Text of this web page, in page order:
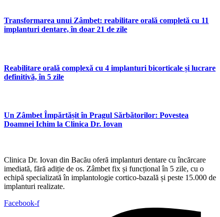
Transformarea unui Zâmbet: reabilitare orală completă cu 11
implanturi dentare, în doar 21 de zile
Reabilitare orală complexă cu 4 implanturi bicorticale și lucrare
definitivă, în 5 zile
Un Zâmbet Împărtășit în Pragul Sărbătorilor: Povestea
Doamnei Ichim la Clinica Dr. Iovan
Clinica Dr. Iovan din Bacău oferă implanturi dentare cu încărcare
imediată, fără adiție de os. Zâmbet fix și funcțional în 5 zile, cu o
echipă specializată în implantologie cortico-bazală și peste 15.000 de
implanturi realizate.
Facebook-f